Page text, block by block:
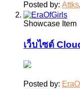
Posted by: Attks,
Showcase Item
เว็บไซต์
Posted by: